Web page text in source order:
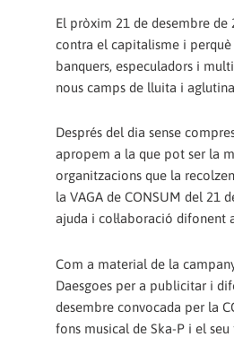
El pròxim 21 de desembre de
contra el capitalisme i perquè
banquers, especuladors i
nous camps de lluita i
Després del dia sense
apropem a la que pot ser la
organitzacions que la
la VAGA de CONSUM del 21
ajuda i col·laboració difonent
Com a material de la
Daesgoes per a publicitar i
desembre convocada per la
fons musical de Ska-P i el seu